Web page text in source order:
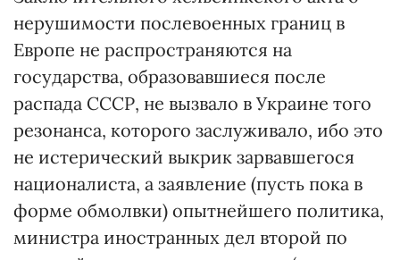
нерушимости послевоенных границ в
Европе не распространяются на
государства, образовавшиеся после
распада СССР, не вызвало в Украине того
резонанса, которого заслуживало, ибо это
не истерический выкрик зарвавшегося
националиста, а заявление (пусть пока в
форме обмолвки) опытнейшего политика,
министра иностранных дел второй по